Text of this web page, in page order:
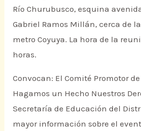
Río Churubusco, esquina
Gabriel Ramos Millán, cerca de
metro Coyuya. La hora de la
horas.
Convocan: El Comité Promotor
Hagamos un Hecho Nuestros
Secretaría de Educación del
mayor información sobre el